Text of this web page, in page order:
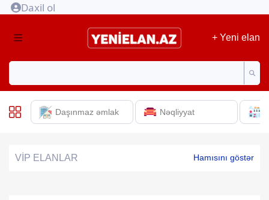
Daxil ol
+ Yeni elan
Daşınmaz əmlak Nəqliyyat
VİP ELANLAR Hamısını göstər